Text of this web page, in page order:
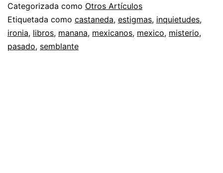
Categorizada como Otros Artículos
Etiquetada como castaneda, estigmas, inquietudes,
ironia, libros, manana, mexicanos, mexico, misterio,
pasado, semblante